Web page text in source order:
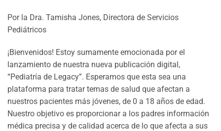
Por la Dra. Tamisha Jones, Directora de Servicios
Pediátricos
¡Bienvenidos! Estoy sumamente emocionada por el
lanzamiento de nuestra nueva publicación digital,
“Pediatría de Legacy”. Esperamos que esta sea una
plataforma para tratar temas de salud que afectan a
nuestros pacientes más jóvenes, de 0 a 18 años de edad.
Nuestro objetivo es proporcionar a los padres información
médica precisa y de calidad acerca de lo que afecta a sus